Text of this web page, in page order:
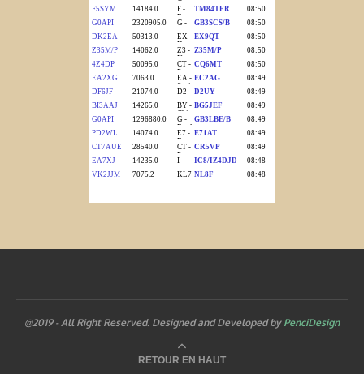
@2019 - All Right Reserved. Designed and Developed by PenciDesign
RETOUR EN HAUT